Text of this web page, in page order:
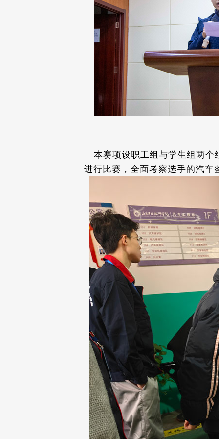
本赛项设职工组与学生组两
进行比赛，全面考察选手的汽车